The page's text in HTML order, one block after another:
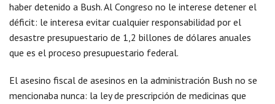
haber detenido a Bush. Al Congreso no le interese detener el
déficit: le interesa evitar cualquier responsabilidad por el
desastre presupuestario de 1,2 billones de dólares anuales
que es el proceso presupuestario federal.
El asesino fiscal de asesinos en la administración Bush no se
mencionaba nunca: la ley de prescripción de medicinas que